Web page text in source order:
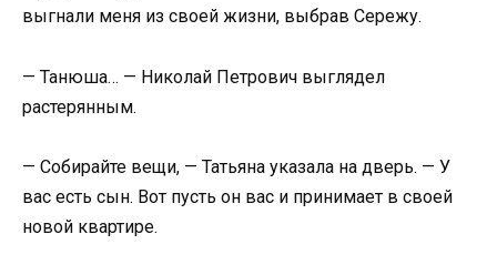
выгнали меня из своей жизни, выбрав Сережу.
— Танюша… — Николай Петрович выглядел
растерянным.
— Собирайте вещи, — Татьяна указала на дверь. — У
вас есть сын. Вот пусть он вас и принимает в своей
новой квартире.